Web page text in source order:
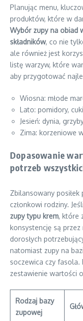
Planując menu,
produktów, które w
Wybór zupy na obiad
składników, co nie
ale również jest
listę warzyw, które
aby przygotować
Wiosna: młode
Lato: pomidory,
Jesień: dynia,
Zima: korzeniowe
Dopasowanie
potrzeb
Zbilansowany
członkowi rodziny.
zupy typu krem, które
konsystencję są
dorosłych
natomiast zupy na
soczewica czy fasola.
zestawienie wartości
Rodzaj bazy
zupowej